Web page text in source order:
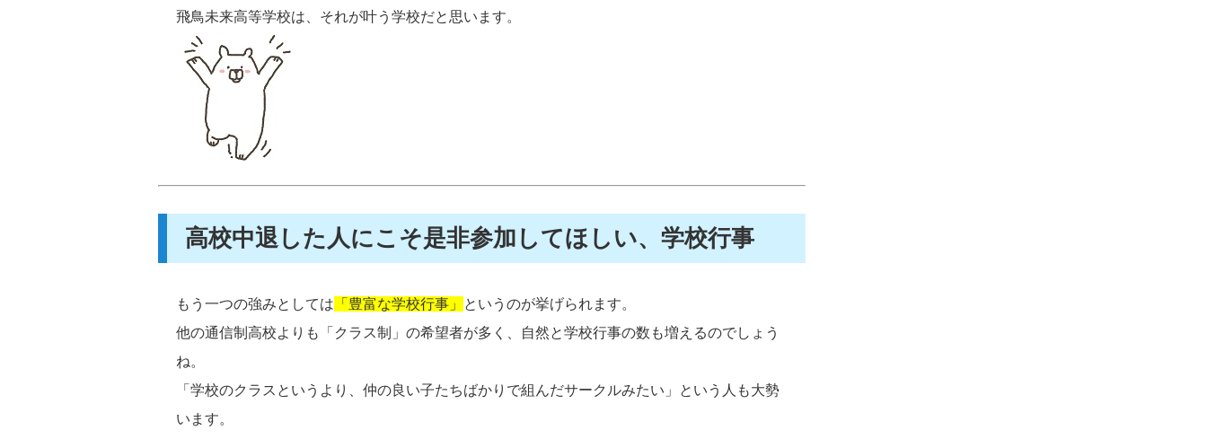
飛鳥未来高等学校は、それが叶う学校だと思います。
高校中退した人にこそ是非参加してほしい、学校行事
もう一つの強みとしては 「豊富な学校行事」
というのが挙げられます。
他の通信制高校よりも「クラス制」の希望者が多く、自然と学校行事の数も増えるのでしょう
ね。
「学校のクラスというより、仲の良い子たちばかりで組んだサークルみたい」という人も大勢
います。